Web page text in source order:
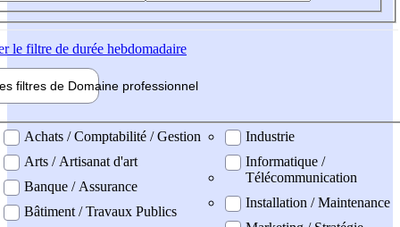
le filtre de durée hebdomadaire
filtres de Domaine professionnel
professionel
Achats / Comptabilité / Gestion
Arts / Artisanat d'art
Banque / Assurance
Bâtiment / Travaux Publics
Industrie
Informatique /
Télécommunication
Installation / Maintenance